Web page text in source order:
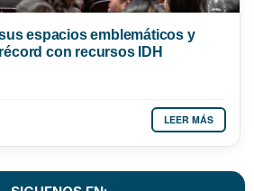
espacios emblemáticos y
con recursos IDH
LEER MÁS